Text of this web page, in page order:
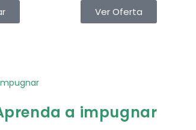
Ver Oferta
a impugnar